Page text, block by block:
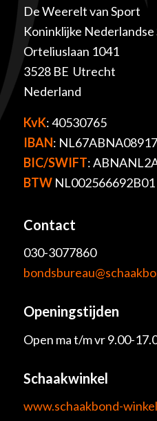
De Weerelt van Sport
Koninklijke Nederlandse
Orteliuslaan 1041
3528 BE Utrecht
Nederland
KvK: 40530765
IBAN:
BIC/SWIFT:
BTWNL002566692B01
Contact
030-3077860
Openingstijden
Open ma t/m vr 9.00-
Schaakwinkel
www.schaakbond-